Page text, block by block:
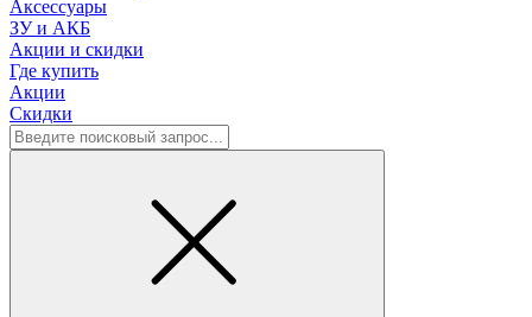
Аксессуары
ЗУ и АКБ
Акции и скидки
Где купить
Акции
Скидки